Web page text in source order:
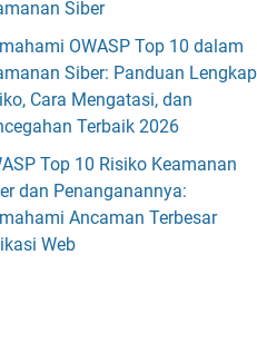
Siber
OWASP Top 10 dalam
Siber: Panduan Lengkap
Cara Mengatasi, dan
Terbaik 2026
Top 10 Risiko Keamanan
dan Penanganannya:
Ancaman Terbesar
Web